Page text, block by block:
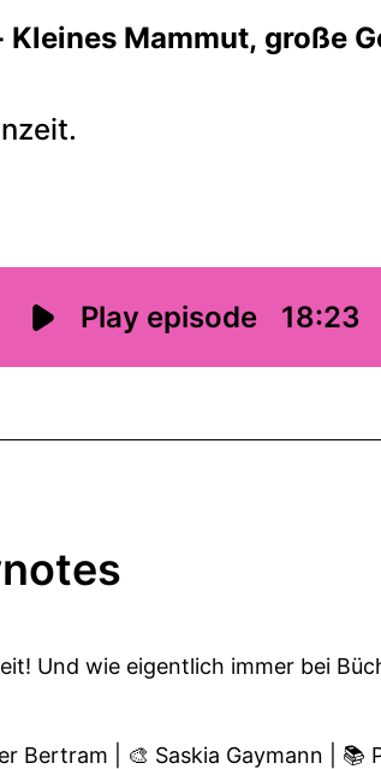
Und wie eigentlich immer bei
| 🎨 Saskia Gaymann | 📚